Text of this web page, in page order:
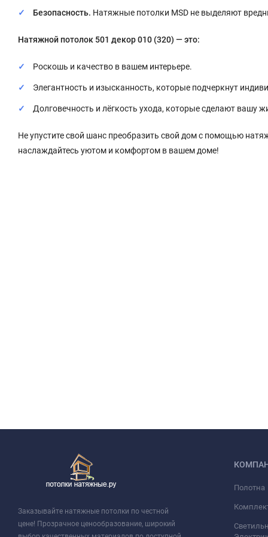
Безопасность. Натяжные потолки MSD не выделяют
Натяжной потолок 501 декор 010 (320) — это:
Роскошь и качество в вашем интерьере.
Элегантность и изысканность, которые подчеркнут
Долговечность и лёгкость ухода, которые сделают вашу
Не упустите свой шанс преобразить свой дом с помощью
наслаждайтесь уютом и комфортом в вашем доме!
Заказывайте натяжные потолки по честной
цене! Прозрачное ценообразование, широкий
Полотна